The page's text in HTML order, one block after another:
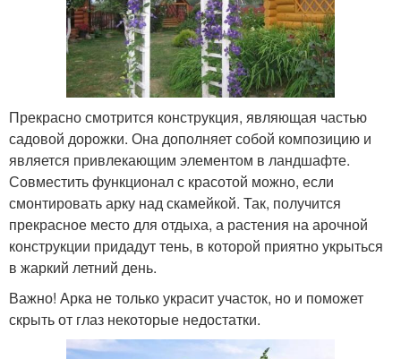
Прекрасно смотрится конструкция, являющая частью
садовой дорожки. Она дополняет собой композицию и
является привлекающим элементом в ландшафте.
Совместить функционал с красотой можно, если
смонтировать арку над скамейкой. Так, получится
прекрасное место для отдыха, а растения на арочной
конструкции придадут тень, в которой приятно укрыться
в жаркий летний день.
Важно! Арка не только украсит участок, но и поможет
скрыть от глаз некоторые недостатки.